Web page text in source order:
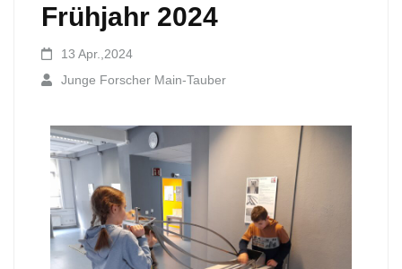
Frühjahr 2024
13 Apr.,2024
Junge Forscher Main-Tauber